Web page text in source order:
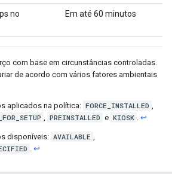
no
Em até 60 minutos
com base em circunstâncias controladas.
de acordo com vários fatores ambientais
aplicados na política: FORCE_INSTALLED ,
, PREINSTALLED e KIOSK . ↩
disponíveis: AVAILABLE ,
. ↩